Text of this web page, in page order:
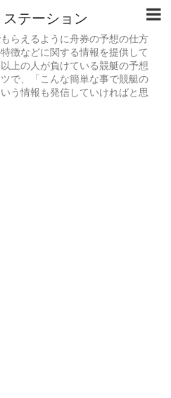
テーション
らえるように舟券の予想の仕方
徴などに関する情報を提供して
上の人が負けている競艇の予想
で、「こんな簡単な事で競艇の
う情報も発信していければと思